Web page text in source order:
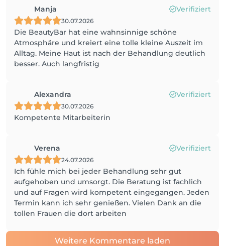
Manja Verifiziert
30.07.2026
Die BeautyBar hat eine wahnsinnige schöne
Atmosphäre und kreiert eine tolle kleine Auszeit im
Alltag. Meine Haut ist nach der Behandlung deutlich
besser. Auch langfristig
Alexandra Verifiziert
30.07.2026
Kompetente Mitarbeiterin
Verena Verifiziert
24.07.2026
Ich fühle mich bei jeder Behandlung sehr gut
aufgehoben und umsorgt. Die Beratung ist fachlich
und auf Fragen wird kompetent eingegangen. Jeden
Termin kann ich sehr genießen. Vielen Dank an die
tollen Frauen die dort arbeiten
Weitere Kommentare laden